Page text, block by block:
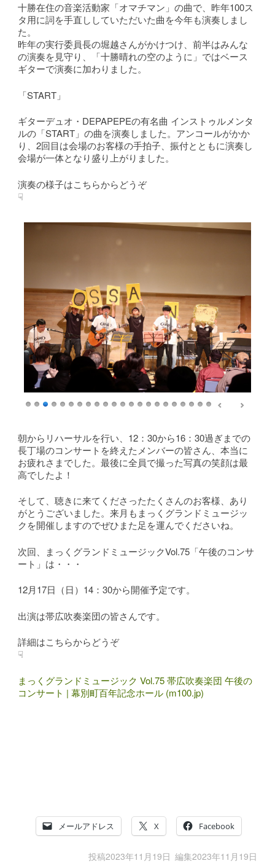
十勝在住の音楽活動家「オマチマン」の曲で、昨年100ス
タ用に詞を手直ししていただいた曲を今年も演奏しまし
た。
昨年の実行委員長の堀越さんがかけつけ、前半はみんな
の演奏を見守り、「十勝晴れの空のように」ではベース
ギターで演奏に加わりました。
「START」
ギターデュオ・DEPAPEPEの有名曲 インストゥルメンタ
ルの「START」の曲を演奏しました。アンコールがかか
り、2回目は会場のお客様の手拍子、振付とともに演奏し
会場が一体となり盛り上がりました。
演奏の様子はこちらからどうぞ
☟
朝からリハーサルを行い、12：30から16：30過ぎまでの
長丁場のコンサートを終えたメンバーの皆さん、本当に
お疲れさまでした。最後に全員で撮った写真の笑顔は最
高でしたよ！
そして、聴きに来てくださったたくさんのお客様、あり
がとうございました。来月もまっくグランドミュージッ
クを開催しますのでぜひまた足を運んでくださいね。
次回、まっくグランドミュージックVol.75「午後のコンサ
ート」は・・・
12月17日（日）14：30から開催予定です。
出演は帯広吹奏楽団の皆さんです。
詳細はこちらからどうぞ
☟
まっくグランドミュージック Vol.75 帯広吹奏楽団 午後の
コンサート | 幕別町百年記念ホール (m100.jp)
メールアドレス X Facebook
投稿2023年11月19日 編集2023年11月19日